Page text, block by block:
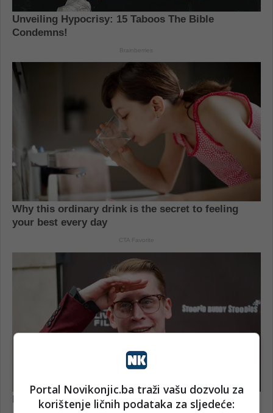
Portal Novikonjic.ba traži vašu dozvolu za
korištenje ličnih podataka za sljedeće: